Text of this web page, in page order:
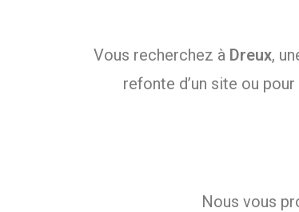
Vous recherchez à Dreux,
refonte d’un site ou
Nous vous